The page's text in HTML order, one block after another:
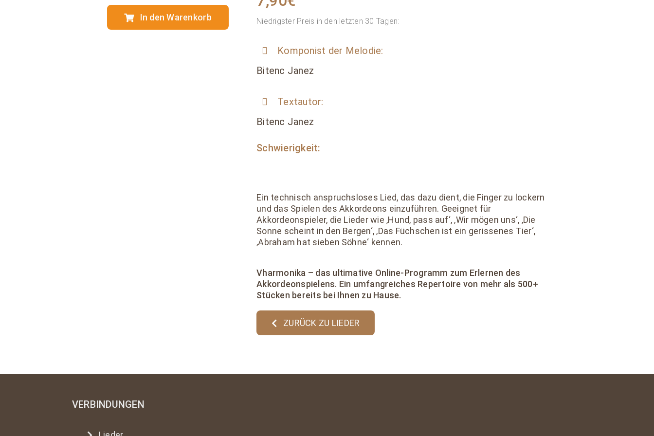
In den Warenkorb Niedrigster Preis in den letzten 30 Tagen:
Komponist der Melodie:
Bitenc Janez
Textautor:
Bitenc Janez
Schwierigkeit:
Ein technisch anspruchsloses Lied, das dazu dient, die Finger zu lockern
und das Spielen des Akkordeons einzuführen. Geeignet für
Akkordeonspieler, die Lieder wie ‚Hund, pass auf‘, ‚Wir mögen uns‘, ‚Die
Sonne scheint in den Bergen‘, ‚Das Füchschen ist ein gerissenes Tier‘,
‚Abraham hat sieben Söhne‘ kennen.
Vharmonika – das ultimative Online-Programm zum Erlernen des
Akkordeonspielens. Ein umfangreiches Repertoire von mehr als 500+
Stücken bereits bei Ihnen zu Hause.
ZURÜCK ZU LIEDER
VERBINDUNGEN